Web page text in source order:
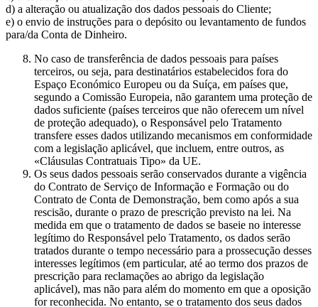
d) a alteração ou atualização dos dados pessoais do Cliente;
e) o envio de instruções para o depósito ou levantamento de fundos
para/da Conta de Dinheiro.
No caso de transferência de dados pessoais para países
terceiros, ou seja, para destinatários estabelecidos fora do
Espaço Económico Europeu ou da Suíça, em países que,
segundo a Comissão Europeia, não garantem uma proteção de
dados suficiente (países terceiros que não oferecem um nível
de proteção adequado), o Responsável pelo Tratamento
transfere esses dados utilizando mecanismos em conformidade
com a legislação aplicável, que incluem, entre outros, as
«Cláusulas Contratuais Tipo» da UE.
Os seus dados pessoais serão conservados durante a vigência
do Contrato de Serviço de Informação e Formação ou do
Contrato de Conta de Demonstração, bem como após a sua
rescisão, durante o prazo de prescrição previsto na lei. Na
medida em que o tratamento de dados se baseie no interesse
legítimo do Responsável pelo Tratamento, os dados serão
tratados durante o tempo necessário para a prossecução desses
interesses legítimos (em particular, até ao termo dos prazos de
prescrição para reclamações ao abrigo da legislação
aplicável), mas não para além do momento em que a oposição
for reconhecida. No entanto, se o tratamento dos seus dados